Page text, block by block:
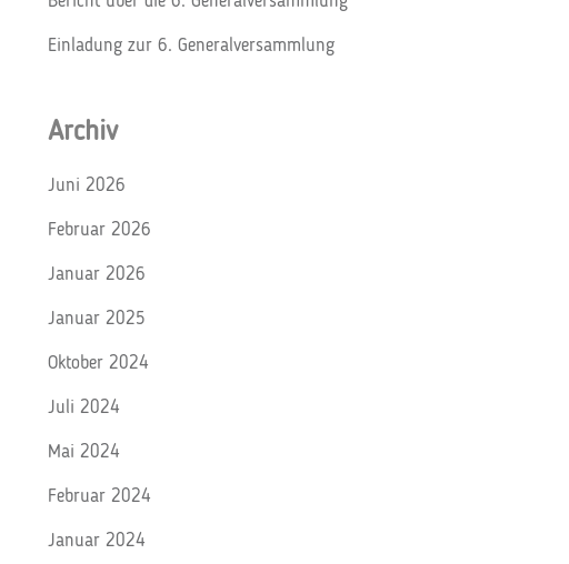
Einladung zur 6. Generalversammlung
Archiv
Juni 2026
Februar 2026
Januar 2026
Januar 2025
Oktober 2024
Juli 2024
Mai 2024
Februar 2024
Januar 2024